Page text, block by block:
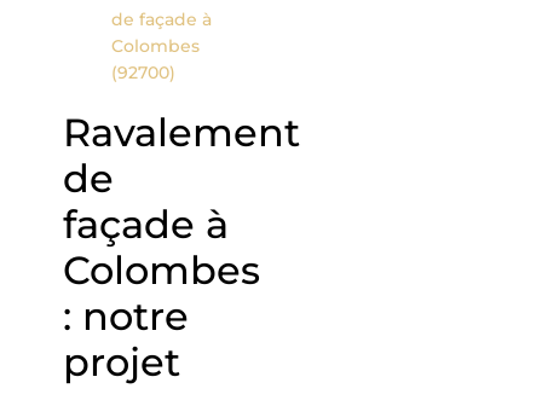
de façade à
Colombes
(92700)
Ravalement
de
façade à
Colombes
: notre
projet